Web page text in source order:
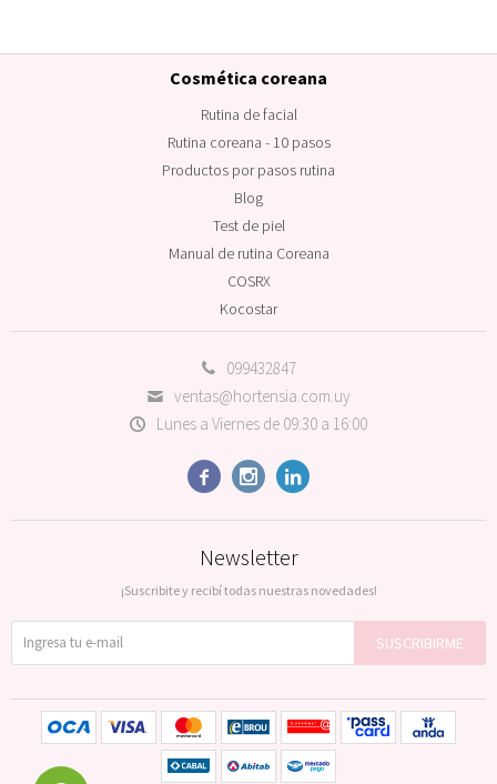
099432847
ventas@hortensia.com.uy
Lunes a Viernes de 09:30 a 16:00
  
Cosmética coreana
Rutina de facial
Rutina coreana - 10 pasos
Productos por pasos rutina
Blog
Test de piel
Manual de rutina Coreana
COSRX
Kocostar
Newsletter
¡Suscribite y recibí todas nuestras novedades!
SUSCRIBIRME